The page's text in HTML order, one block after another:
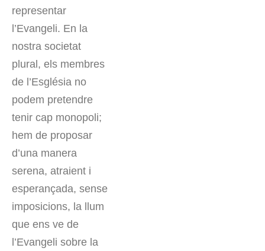
representar
l’Evangeli. En la
nostra societat
plural, els membres
de l’Església no
podem pretendre
tenir cap monopoli;
hem de proposar
d’una manera
serena, atraient i
esperançada, sense
imposicions, la llum
que ens ve de
l’Evangeli sobre la